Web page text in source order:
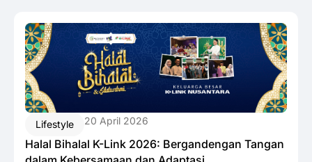
Lifestyle 20 April 2026
Halal Bihalal K-Link 2026: Bergandengan Tangan